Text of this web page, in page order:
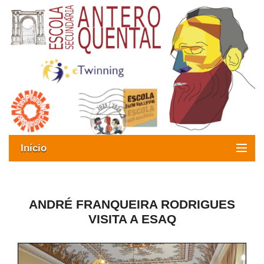
Início
Oferta formativa
ESAQ sem Bullying
ANDRÉ FRANQUEIRA RODRIGUES
VISITA A ESAQ